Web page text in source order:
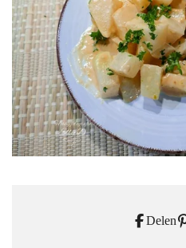
Delen